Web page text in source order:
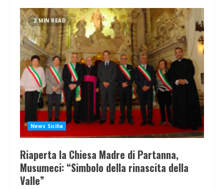
2 MIN READ
News Sicilia
Riaperta la Chiesa Madre di Partanna,
Musumeci: “Simbolo della rinascita della
Valle”